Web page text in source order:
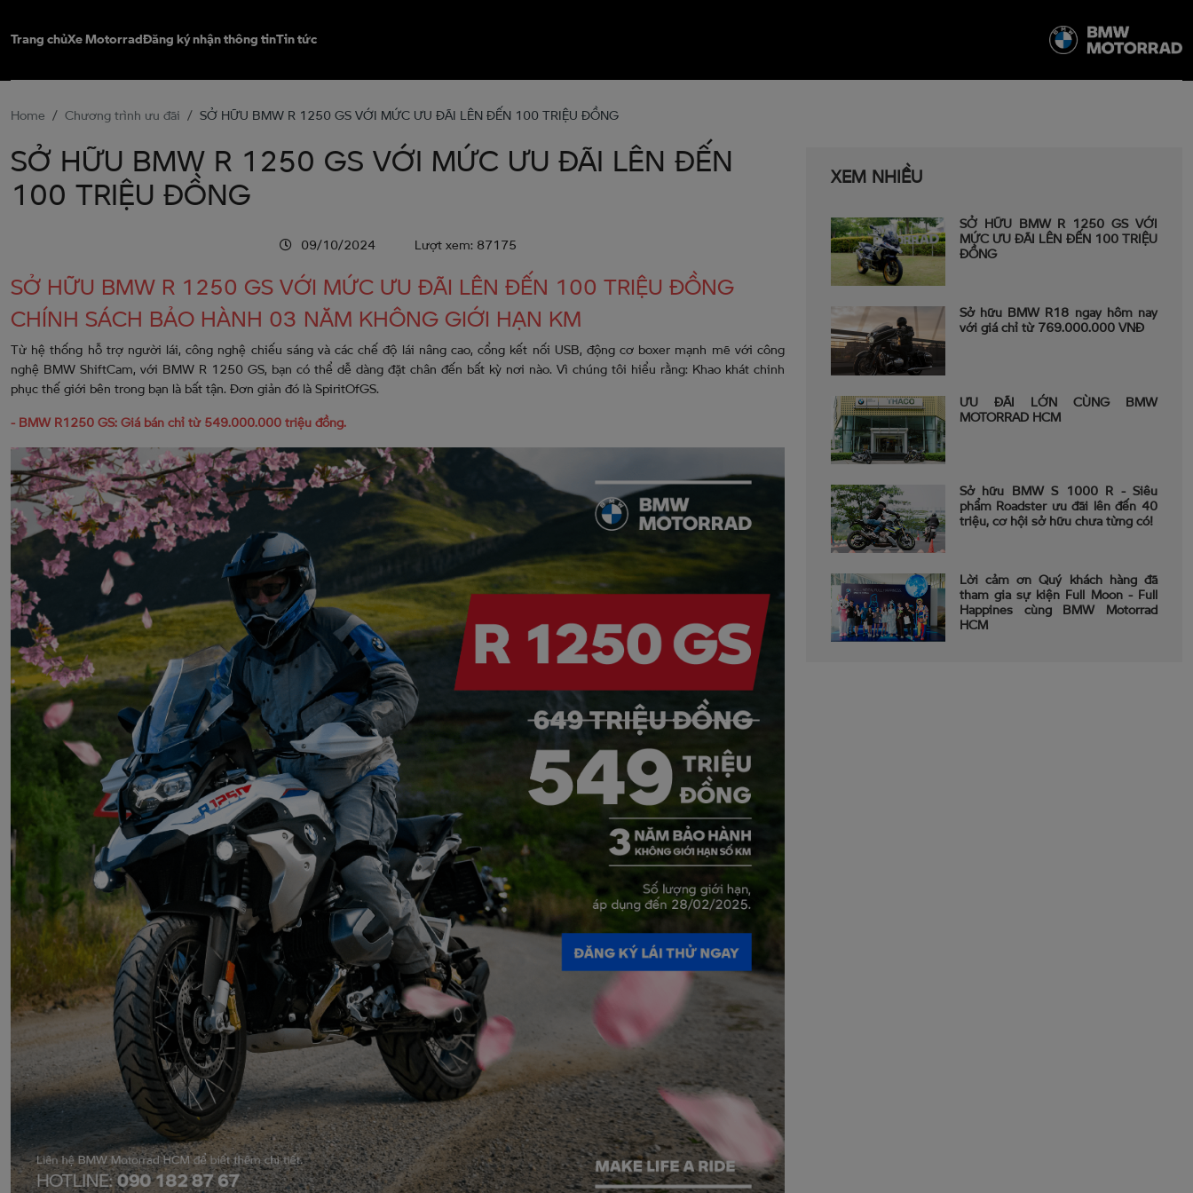
Trang chủXe Motorrad Đăng kýnhận thông tinTin tức
Home Chương trình ưu đãi SỞ HỮU BMW R 1250 GS VỚI MỨC ƯU ĐÃI LÊN ĐẾN 100 TRIỆU ĐỒNG
SỞ HỮU BMW R 1250 GS VỚI MỨC ƯU ĐÃI LÊN ĐẾN
100 TRIỆU ĐỒNG
09/10/2024 Lượt xem: 87175
SỞ HỮU BMW R 1250 GS VỚI MỨC ƯU ĐÃI LÊN ĐẾN 100 TRIỆU ĐỒNG
CHÍNH SÁCH BẢO HÀNH 03 NĂM KHÔNG GIỚI HẠN KM
Từ hệ thống hỗ trợ người lái, công nghệ chiếu sáng và các chế độ lái nâng cao, cổng kết nối USB, động cơ boxer mạnh mẽ với công
nghệ BMW ShiftCam, với BMW R 1250 GS, bạn có thể dễ dàng đặt chân đến bất kỳ nơi nào. Vì chúng tôi hiểu rằng: Khao khát chinh
phục thế giới bên trong bạn là bất tận. Đơn giản đó là SpiritOfGS.
- BMW R1250 GS: Giá bán chỉ từ 549.000.000 triệu đồng.
XEM NHIỀU
SỞ HỮU BMW R 1250 GS VỚI
MỨC ƯU ĐÃI LÊN ĐẾN 100 TRIỆU
ĐỒNG
Sở hữu BMW R18 ngay hôm nay
với giá chỉ từ 769.000.000 VNĐ
ƯU ĐÃI LỚN CÙNG BMW
MOTORRAD HCM
Sở hữu BMW S 1000 R - Siêu
phẩm Roadster ưu đãi lên đến 40
triệu, cơ hội sở hữu chưa từng có!
Lời cảm ơn Quý khách hàng đã
tham gia sự kiện Full Moon - Full
Happines cùng BMW Motorrad
HCM